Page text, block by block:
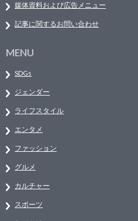
媒体資料および広告メニュー
記事に関するお問い合わせ
MENU
SDGs
ジェンダー
ライフスタイル
エンタメ
ファッション
グルメ
カルチャー
スポーツ